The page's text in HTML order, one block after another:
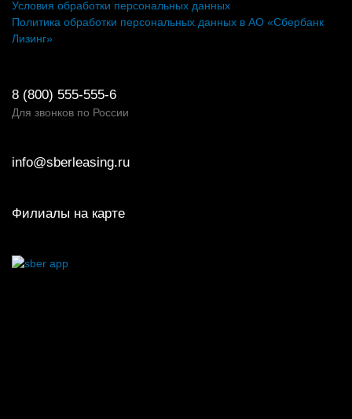
Условия обработки персональных данных
Политика обработки персональных данных в АО «Сбербанк
Лизинг»
8 (800) 555-555-6
Для звонков по России
info@sberleasing.ru
Филиалы на карте